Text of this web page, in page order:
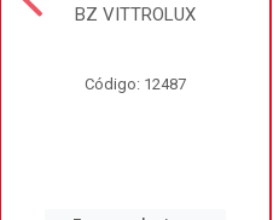
BZ VITTROLUX
Código: 12487